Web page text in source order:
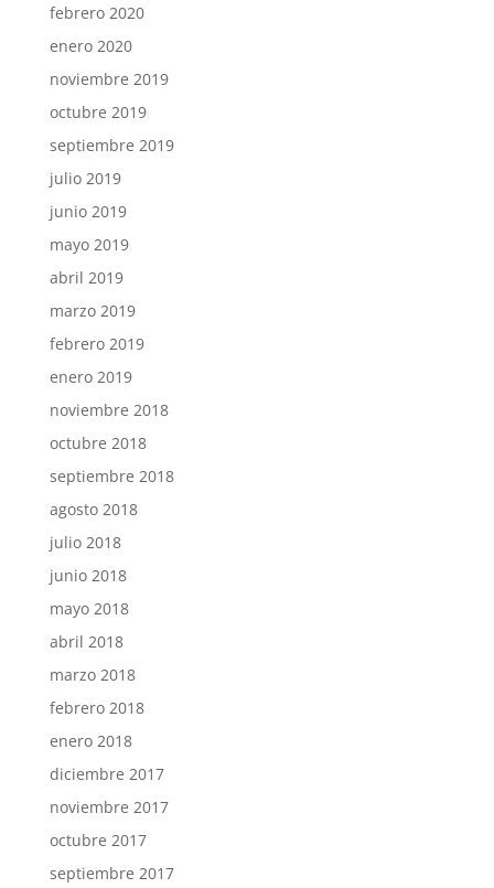
febrero 2020
enero 2020
noviembre 2019
octubre 2019
septiembre 2019
julio 2019
junio 2019
mayo 2019
abril 2019
marzo 2019
febrero 2019
enero 2019
noviembre 2018
octubre 2018
septiembre 2018
agosto 2018
julio 2018
junio 2018
mayo 2018
abril 2018
marzo 2018
febrero 2018
enero 2018
diciembre 2017
noviembre 2017
octubre 2017
septiembre 2017